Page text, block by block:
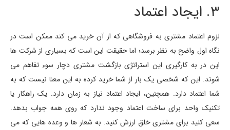
3. ایجاد اعتماد
لزوم اعتماد مشتری به فروشگاهی که از آن خرید می کند ممکن است در
نگاه اول واضح به نظر برسد؛ اما حقیقت این است که بسیاری از شرکت ها
این در به کارگیری این استراتژی بازگشت مشتری دچار سوء تفاهم می
شوند. این که شخصی یک بار از شما خرید کرده به این معنا نیست که به
شما اعتماد دارد. همچنین، ایجاد اعتماد نیاز به زمان دارد. یک راهکار یا
تکنیک واحد برای ساخت اعتماد وجود ندارد که روی همه جواب بدهد.
سعی کنید برای مشتری خلق ارزش کنید. به شعار ها و وعده هایی که می